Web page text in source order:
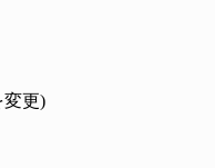
変更)